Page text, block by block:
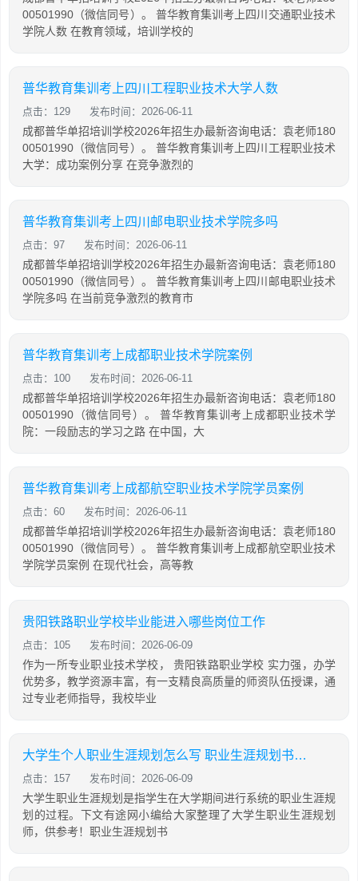
00501990（微信同号）。 普华教育集训考上四川交通职业技术
学院人数 在教育领域，培训学校的
普华教育集训考上四川工程职业技术大学人数
点击：129 发布时间：2026-06-11
成都普华单招培训学校2026年招生办最新咨询电话：袁老师180
00501990（微信同号）。 普华教育集训考上四川工程职业技术
大学：成功案例分享 在竞争激烈的
普华教育集训考上四川邮电职业技术学院多吗
点击：97 发布时间：2026-06-11
成都普华单招培训学校2026年招生办最新咨询电话：袁老师180
00501990（微信同号）。 普华教育集训考上四川邮电职业技术
学院多吗 在当前竞争激烈的教育市
普华教育集训考上成都职业技术学院案例
点击：100 发布时间：2026-06-11
成都普华单招培训学校2026年招生办最新咨询电话：袁老师180
00501990（微信同号）。 普华教育集训考上成都职业技术学
院：一段励志的学习之路 在中国，大
普华教育集训考上成都航空职业技术学院学员案例
点击：60 发布时间：2026-06-11
成都普华单招培训学校2026年招生办最新咨询电话：袁老师180
00501990（微信同号）。 普华教育集训考上成都航空职业技术
学院学员案例 在现代社会，高等教
贵阳铁路职业学校毕业能进入哪些岗位工作
点击：105 发布时间：2026-06-09
作为一所专业职业技术学校， 贵阳铁路职业学校 实力强，办学
优势多，教学资源丰富，有一支精良高质量的师资队伍授课，通
过专业老师指导，我校毕业
大学生个人职业生涯规划怎么写 职业生涯规划书范文3000字
点击：157 发布时间：2026-06-09
大学生职业生涯规划是指学生在大学期间进行系统的职业生涯规
划的过程。下文有途网小编给大家整理了大学生职业生涯规划
师，供参考！职业生涯规划书